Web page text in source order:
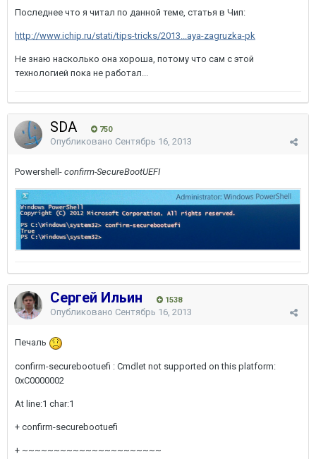
Последнее что я читал по данной теме, статья в Чип:
http://www.ichip.ru/stati/tips-tricks/2013...aya-zagruzka-pk
Не знаю насколько она хороша, потому что сам с этой
технологией пока не работал...
SDA 750
Опубликовано Сентябрь 16, 2013
Powershell- confirm-SecureBootUEFI
Сергей Ильин 1538
Опубликовано Сентябрь 16, 2013
Печаль
confirm-securebootuefi : Cmdlet not supported on this platform:
0xC0000002
At line:1 char:1
+ confirm-securebootuefi
+ ~~~~~~~~~~~~~~~~~~~~~~